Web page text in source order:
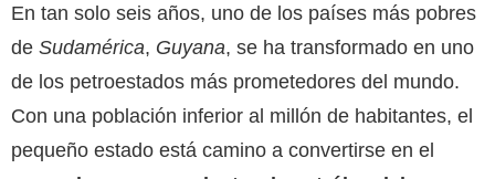
En tan solo seis años, uno de los países más pobres
de Sudamérica, Guyana, se ha transformado en uno
de los petroestados más prometedores del mundo.
Con una población inferior al millón de habitantes, el
pequeño estado está camino a convertirse en el